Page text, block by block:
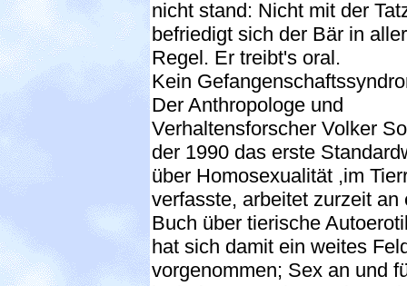
nicht stand: Nicht mit der
befriedigt sich der Bär in aller
Regel. Er treibt's oral.
Kein
Der Anthropologe und
Verhaltensforscher Volker
der 1990 das erste
über Homosexualität ,im
verfasste, arbeitet zurzeit an
Buch über tierische
hat sich damit ein weites
vorgenommen; Sex an und